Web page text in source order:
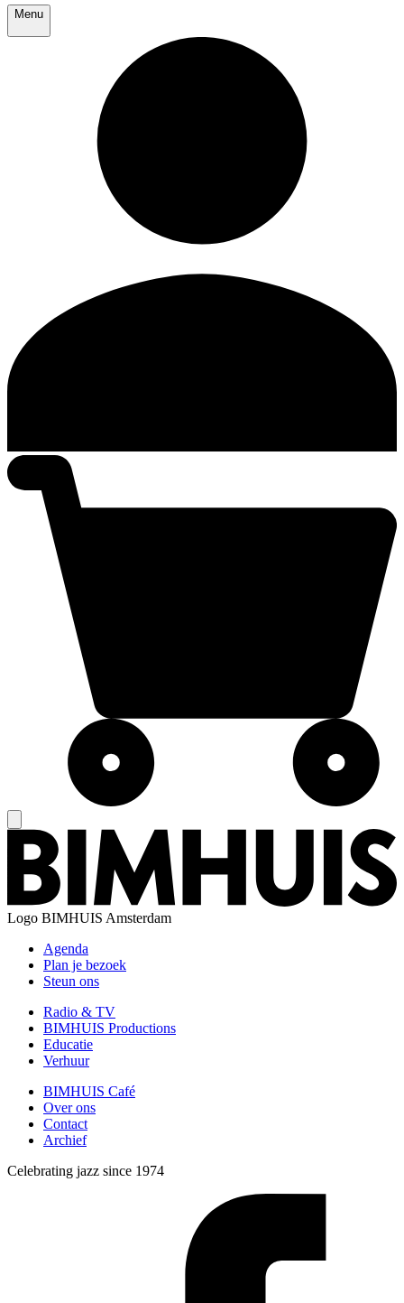
Menu
Logo BIMHUIS Amsterdam
Agenda
Plan je bezoek
Steun ons
Radio & TV
BIMHUIS Productions
Educatie
Verhuur
BIMHUIS Café
Over ons
Contact
Archief
Celebrating jazz since 1974